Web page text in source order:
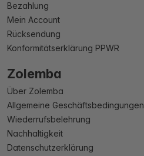
Bezahlung
Mein Account
Rücksendung
Konformitätserklärung PPWR
Zolemba
Über Zolemba
Allgemeine Geschäftsbedingungen
Wiederrufsbelehrung
Nachhaltigkeit
Datenschutzerklärung